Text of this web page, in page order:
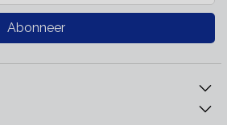
Abonneer